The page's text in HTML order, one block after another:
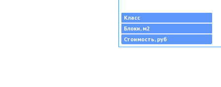
Класс
Блоки, м2
Стоимость, руб